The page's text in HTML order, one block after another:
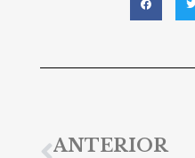
ANTERIOR